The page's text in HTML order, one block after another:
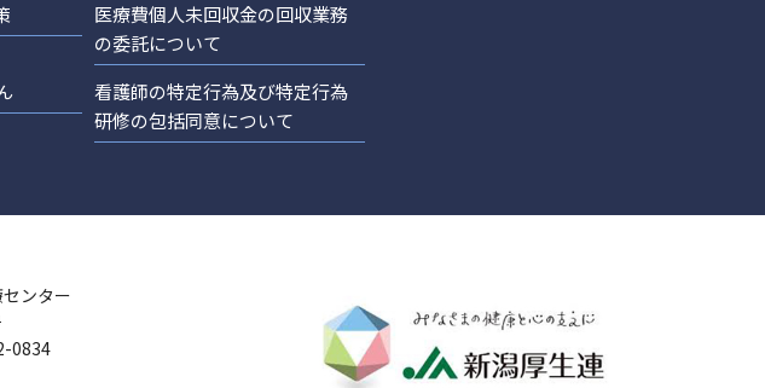
医療費個人未回収金の回収業務
の委託について
看護師の特定行為及び特定行為
研修の包括同意について
ンター
0834